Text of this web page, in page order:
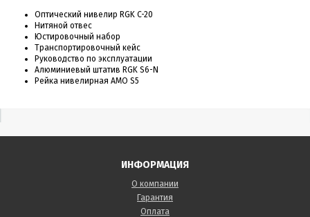
Оптический нивелир RGK C-20
Нитяной отвес
Юстировочный набор
Транспортировочный кейс
Руководство по эксплуатации
Алюминиевый штатив RGK S6-N
Рейка нивелирная AMO S5
ИНФОРМАЦИЯ
О компании
Гарантия
Оплата